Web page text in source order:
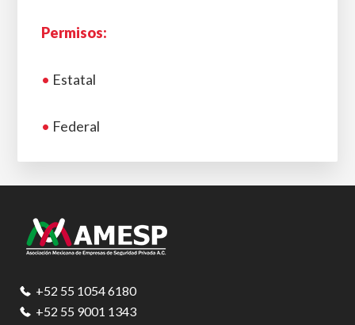
Permisos:
• Estatal
• Federal
Footer
+52 55 1054 6180
+52 55 9001 1343